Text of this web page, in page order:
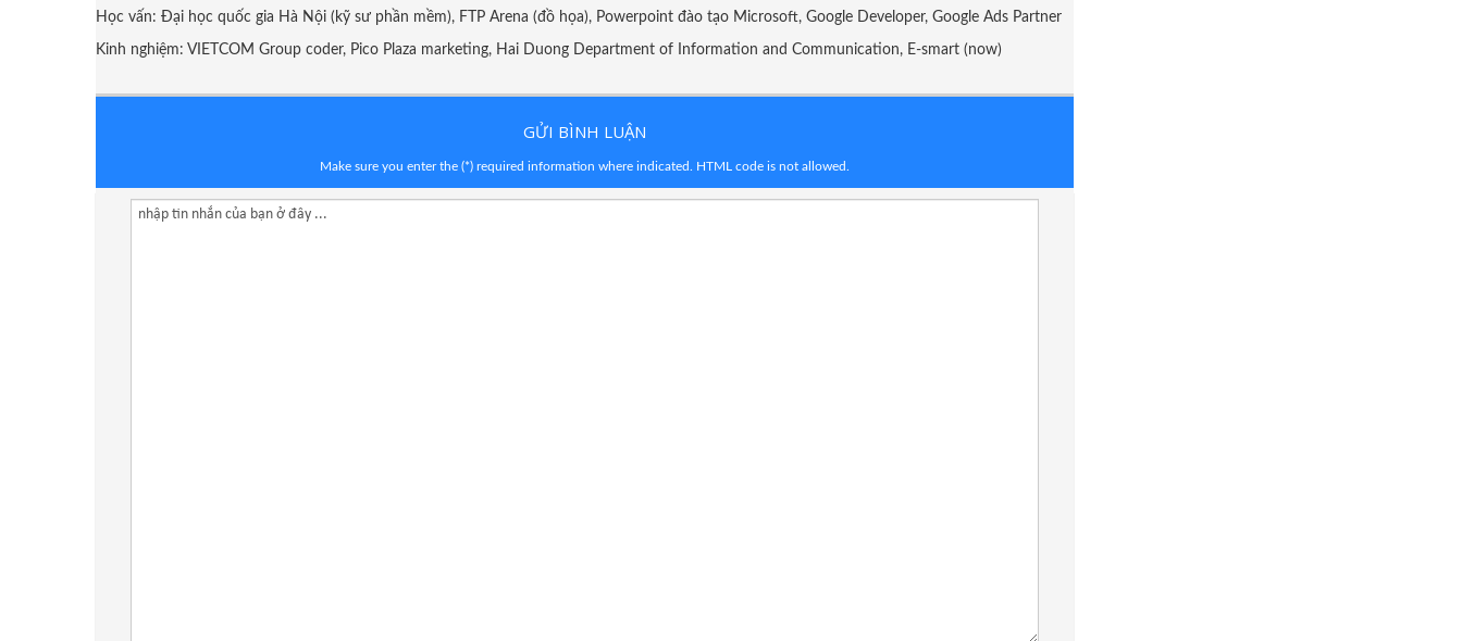
Học vấn: Đại học quốc gia Hà Nội (kỹ sư phần mềm), FTP Arena (đồ họa), Powerpoint đào tạo Microsoft, Google Developer, Google Ads Partner
Kinh nghiệm: VIETCOM Group coder, Pico Plaza marketing, Hai Duong Department of Information and Communication, E-smart (now)
GỬI BÌNH LUẬN
Make sure you enter the (*) required information where indicated. HTML code is not allowed.